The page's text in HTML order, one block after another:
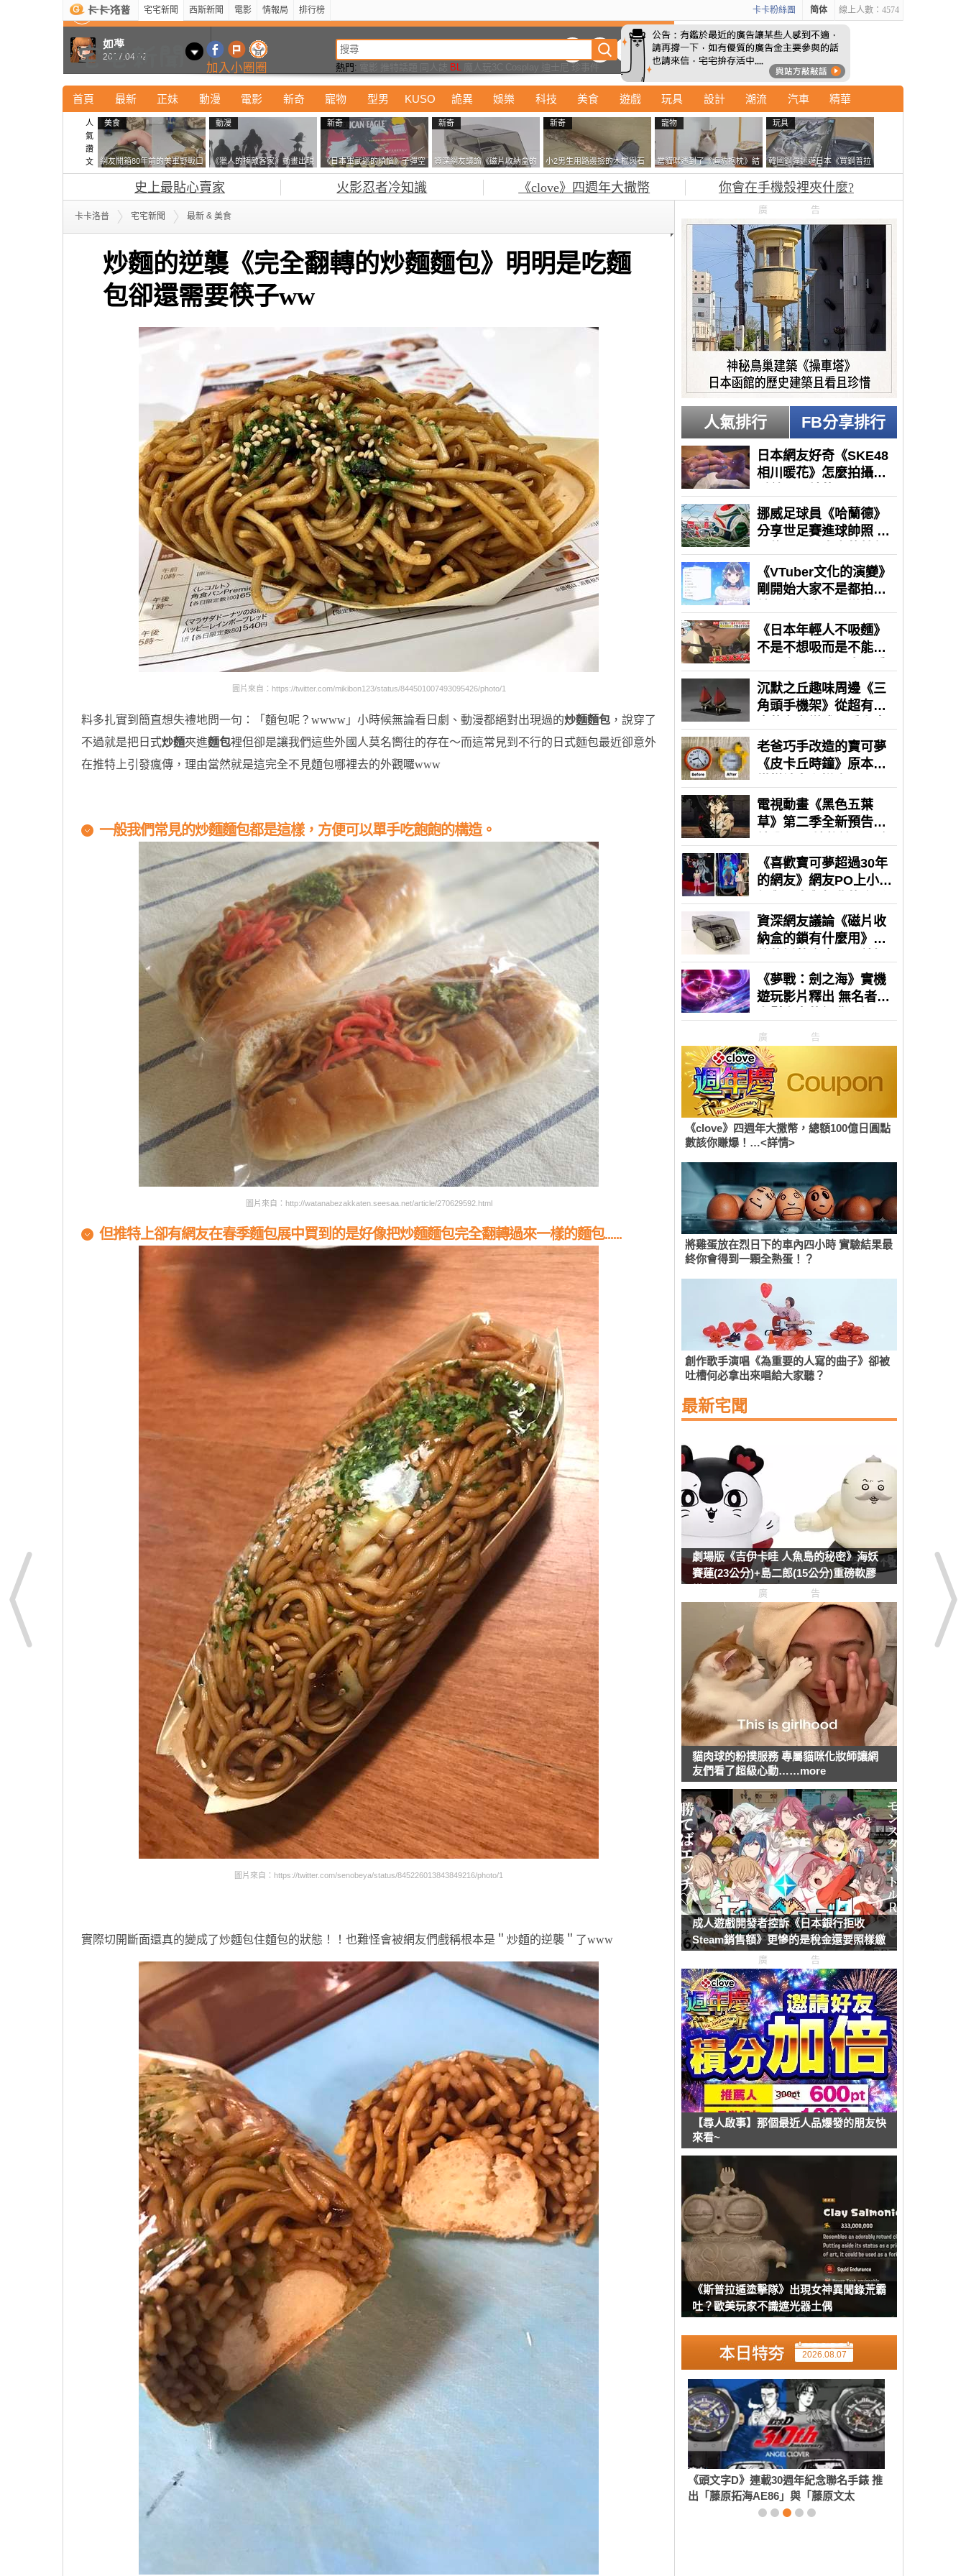
宅宅新聞 西斯新聞 電影 情報局 排行榜 線上人數：4574
简体
卡卡粉絲團
加入小圈圈 熱門: BL
首頁 最新 正妹 動漫 電影 新奇 寵物 型男 KUSO 詭異 娛樂 科技 美食 遊戲 玩具 設計 潮流 汽車 精華
人
氣
讚
文
美食
網友開箱80年前的美軍野戰口
糧 罐頭本身保存良好，但裡
面的味道...
動漫
《獵人的揍敵客家》動畫出現
的這個剪影是誰？你是不是忘
記還有這號人物了
新奇
《日本軍武迷的煩惱》子彈空
盒在日本超級貴 美國網友直
接一大箱寄給他了
新奇
資深網友議論《磁片收納盒的
鎖有什麼用》想偷的話整盒拿
新奇
小2男生用路邊撿的木棍與石
頭做成了《石斧》馬麻打開書
包嚇一跳怎麼會有這種東
西！？
寵物
當貓咪遇到了《海豹抱枕》結
果玩了10天後，海豹一整個走
玩具
韓國鋼彈迷遊日本《買鋼普拉
塞不進行李箱》網友們集思廣
益提供解方了……
史上最貼心賣家 火影忍者冷知識 《clove》四週年大撒幣 你會在手機殼裡夾什麼?
卡卡洛普 宅宅新聞 最新 & 美食
炒麵的逆襲《完全翻轉的炒麵麵包》明明是吃麵
包卻還需要筷子ww
最新 新奇 正妹 寵物 型男 Kuso 科技 動漫
如夢
2017.04.02
圖片來自：https://twitter.com/mikibon123/status/844501007493095426/photo/1
料多扎實到簡直想失禮地問一句：「麵包呢？wwww」小時候無論看日劇、動漫都絕對出現過的炒麵麵包 ，說穿了
不過就是把日式炒麵夾進麵包裡但卻是讓我們這些外國人莫名嚮往的存在～而這常見到不行的日式麵包最近卻意外
在推特上引發瘋傳，理由當然就是這完全不見麵包哪裡去的外觀囉www
一般我們常見的炒麵麵包都是這樣，方便可以單手吃飽飽的構造。
圖片來自：http://watanabezakkaten.seesaa.net/article/270629592.html
但推特上卻有網友在春季麵包展中買到的是好像把炒麵麵包完全翻轉過來一樣的麵包......
圖片來自：https://twitter.com/senobeya/status/845226013843849216/photo/1
實際切開斷面還真的變成了炒麵包住麵包的狀態！！也難怪會被網友們戲稱根本是＂炒麵的逆襲＂了www
廣告
人氣排行 FB分享排行
廣告
《clove》四週年大撒幣，總額100億日圓點
數該你賺爆！…<詳情>
將雞蛋放在烈日下的車內四小時 實驗結果最
終你會得到一顆全熟蛋！？
創作歌手演唱《為重要的人寫的曲子》卻被
吐槽何必拿出來唱給大家聽？
最新宅聞
劇場版《吉伊卡哇 人魚島的秘密》海妖
賽蓮(23公分)+島二郎(15公分)重磅軟膠
廣告
貓肉球的粉撲服務 專屬貓咪化妝師讓網
友們看了超級心動……more
成人遊戲開發者控訴《日本銀行拒收
Steam銷售額》更慘的是稅金還要照樣繳
廣告
【尋人啟事】那個最近人品爆發的朋友快
來看~
《斯普拉遁塗擊隊》出現女神異聞錄荒霸
吐？歐美玩家不識遮光器土偶
2026.08.07